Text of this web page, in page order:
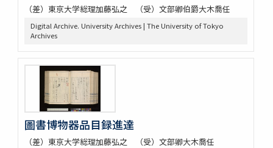
（差）東京大学総理加藤弘之 （受）文部卿伯爵大木喬任
Digital Archive. University Archives | The University of Tokyo
Archives
圖書博物器品目録進達
（差）東京大学総理加藤弘之 （受）文部卿大木喬任